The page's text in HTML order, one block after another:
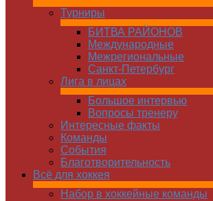
Турниры
БИТВА РАЙОНОВ
Международные
Межрегиональные
Санкт-Петербург
Лига в лицах
Большое интервью
Вопросы тренеру
Интересные факты
Команды
Cобытия
Благотворительность
Всё для хоккея
Набор в хоккейные команды